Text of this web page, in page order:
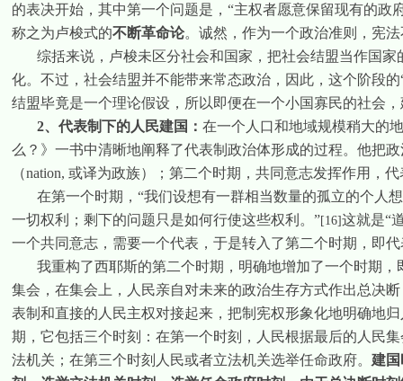
的表决开始，其中第一个问题是，“主权者愿意保留现有的政
称之为卢梭式的不断革命论。诚然，作为一个政治准则，宪
综括来说，卢梭未区分社会和国家，把社会结盟当作国
化。不过，社会结盟并不能带来常态政治，因此，这个阶段
结盟毕竟是一个理论假设，所以即便在一个小国寡民的社会
2、代表制下的人民建国 ： 在一个人口和地域规模稍大的
么？》一书中清晰地阐释了代表制政治体形成的过程。他把
（nation, 或译为政族）；第二个时期，共同意志发挥作用，
在第一个时期，“我们设想有一群相当数量的孤立的个人
一切权利；剩下的问题只是如何行使这些权利。”[16]这就是“
一个共同意志，需要一个代表，于是转入了第二个时期，即
我重构了西耶斯的第二个时期，明确地增加了一个时期
集会，在集会上，人民亲自对未来的政治生存方式作出总决
表制和直接的人民主权对接起来，把制宪权形象化地明确地
期，它包括三个时刻：在第一个时刻，人民根据最后的人民
法机关；在第三个时刻人民或者立法机关选举任命政府。 建